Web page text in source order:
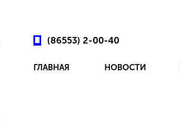
(86553) 2-00-40
ГЛАВНАЯ НОВОСТИ